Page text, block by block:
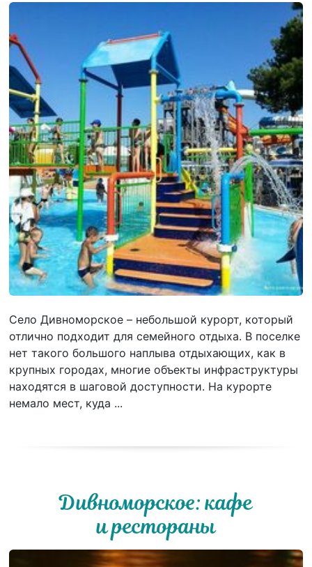
Село Дивноморское – небольшой курорт, который
отлично подходит для семейного отдыха. В поселке
нет такого большого наплыва отдыхающих, как в
крупных городах, многие объекты инфраструктуры
находятся в шаговой доступности. На курорте
немало мест, куда ...
Дивноморское: кафе
и рестораны